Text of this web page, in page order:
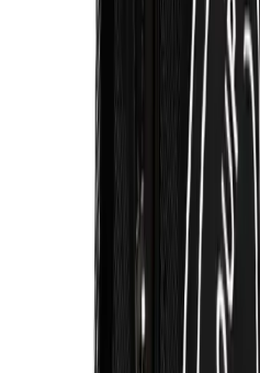
Flormar Grape Ruj ile
ve Modern Makyaj